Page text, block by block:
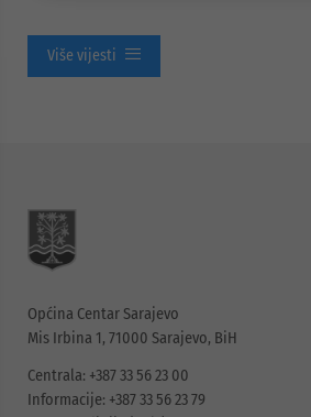
Više vijesti
Općina Centar Sarajevo
Mis Irbina 1, 71000 Sarajevo, BiH
Centrala: +387 33 56 23 00
Informacije: +387 33 56 23 79